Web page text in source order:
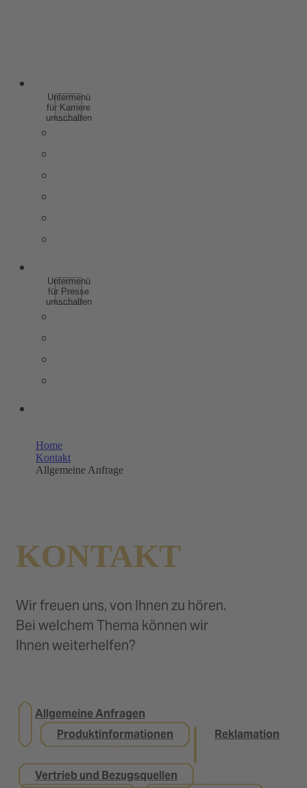
Untermenü
für Karriere
umschalten
Untermenü
für Presse
umschalten
Home
Kontakt
Allgemeine Anfrage
KONTAKT
Wir freuen uns, von Ihnen zu hören.
Bei welchem Thema können wir
Ihnen weiterhelfen?
Allgemeine Anfragen
Produktinformationen
Reklamation
Vertrieb und Bezugsquellen